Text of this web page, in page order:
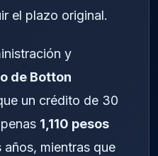
el plazo original.
y
de Botton
un crédito de 30
1,110 pesos
años, mientras que